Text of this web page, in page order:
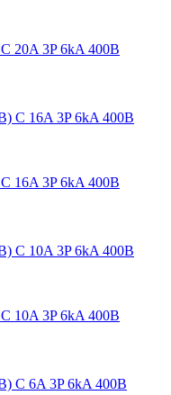
20A 3P 6kA 400В
16A 3P 6kA 400В
10A 3P 6kA 400В